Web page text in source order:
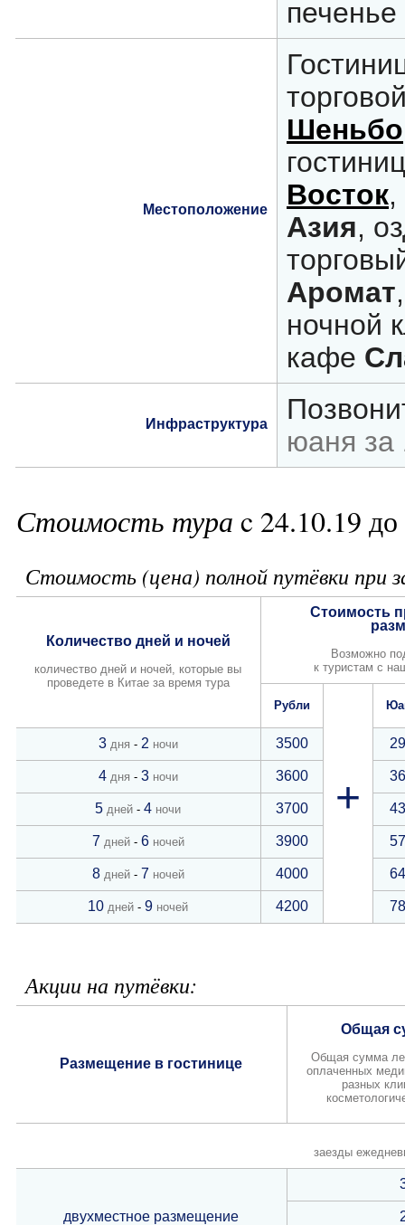
Местоположение
Шеньбо
Восток
Азия,
Аромат
ночной
кафе
Инфраструктура
юаня за
Стоимость тура c 24.10.19
Стоимость (цена) полной путёвки при
Количество дней и ночей
количество дней и ночей, которые вы
проведете в Китае за время тура
Стоимость
Возможно
к туристам с
Рубли
+
3 дня - 2 ночи 3500
4 дня - 3 ночи 3600
5 дней -4 ночи 3700
7 дней - 6 ночей 3900
8 дней - 7 ночей 4000
10 дней -9 ночей 4200
Акции на путёвки:
Размещение в гостинице
Общая
Общая сумма
оплаченных
разных
заезды
двухместное размещение